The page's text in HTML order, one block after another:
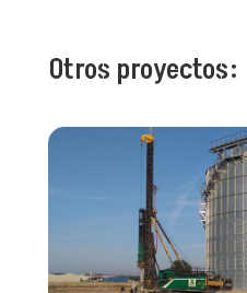
Otros proyectos: